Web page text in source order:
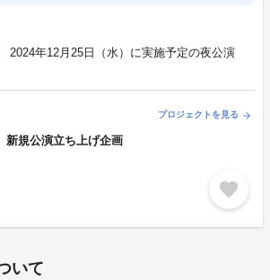
2024年12月25日（水）に実施予定の夜公演
プロジェクトを見る arrow_forward
新規公演立ち上げ企画
favorite
いて